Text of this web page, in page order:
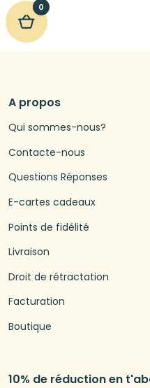
0
A propos
Qui sommes-nous?
Contacte-nous
Questions Réponses
E-cartes cadeaux
Points de fidélité
Livraison
Droit de rétractation
Facturation
Boutique
10% de réduction en